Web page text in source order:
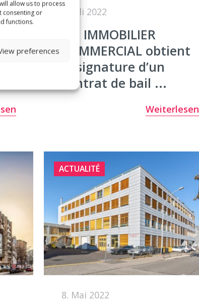
allow us to process
consenting or
functions.
preferences
8. Juli 2022
m3 IMMOBILIER
COMMERCIAL obtient
la signature d’un
contrat de bail ...
Weiterlesen
ACTUALITÉ
8. Mai 2022